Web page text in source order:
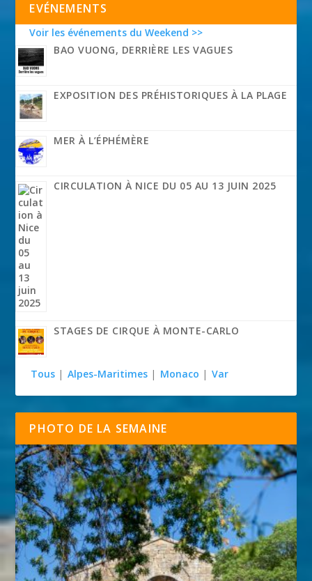
EVÉNEMENTS
Voir les événements du Weekend >>
BAO VUONG, DERRIÈRE LES VAGUES
EXPOSITION DES PRÉHISTORIQUES À LA PLAGE
MER À L’ÉPHÉMÈRE
CIRCULATION À NICE DU 05 AU 13 JUIN 2025
STAGES DE CIRQUE À MONTE-CARLO
Tous | Alpes-Maritimes | Monaco | Var
PHOTO DE LA SEMAINE